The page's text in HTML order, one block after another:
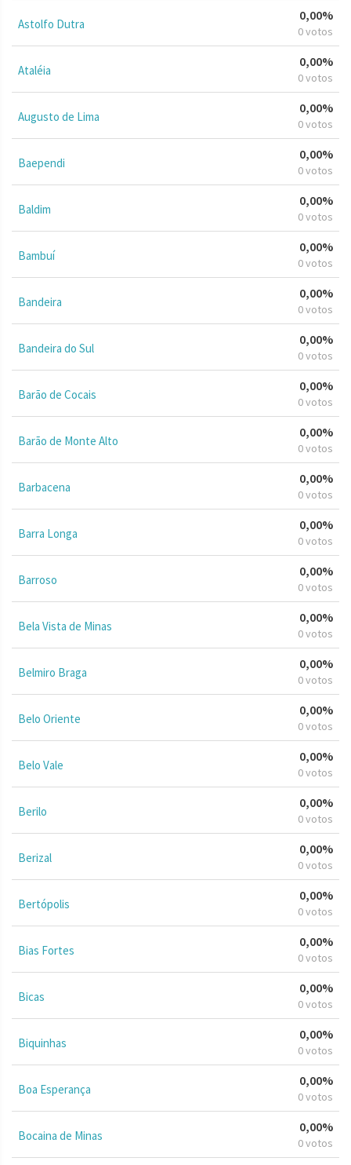
Astolfo Dutra
0,00%
0 votos
Ataléia
0,00%
0 votos
Augusto de Lima
0,00%
0 votos
Baependi
0,00%
0 votos
Baldim
0,00%
0 votos
Bambuí
0,00%
0 votos
Bandeira
0,00%
0 votos
Bandeira do Sul
0,00%
0 votos
Barão de Cocais
0,00%
0 votos
Barão de Monte Alto
0,00%
0 votos
Barbacena
0,00%
0 votos
Barra Longa
0,00%
0 votos
Barroso
0,00%
0 votos
Bela Vista de Minas
0,00%
0 votos
Belmiro Braga
0,00%
0 votos
Belo Oriente
0,00%
0 votos
Belo Vale
0,00%
0 votos
Berilo
0,00%
0 votos
Berizal
0,00%
0 votos
Bertópolis
0,00%
0 votos
Bias Fortes
0,00%
0 votos
Bicas
0,00%
0 votos
Biquinhas
0,00%
0 votos
Boa Esperança
0,00%
0 votos
Bocaina de Minas
0,00%
0 votos